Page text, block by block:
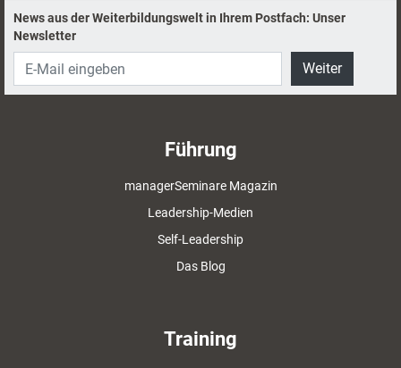
News aus der Weiterbildungswelt in Ihrem Postfach: Unser
Newsletter
Weiter
Führung
managerSeminare Magazin
Leadership-Medien
Self-Leadership
Das Blog
Training